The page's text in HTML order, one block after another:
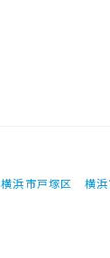
横浜市戸塚区
横